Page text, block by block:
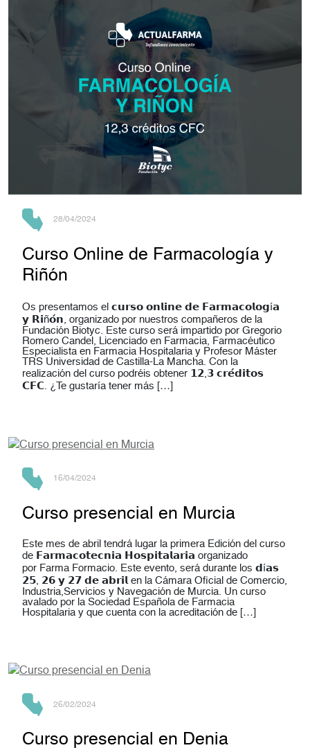
28/04/2024
Curso Online de Farmacología y
Riñón
Os presentamos el 𝗰𝘂𝗿𝘀𝗼 𝗼𝗻𝗹𝗶𝗻𝗲 𝗱𝗲 𝗙𝗮𝗿𝗺𝗮𝗰𝗼𝗹𝗼𝗴í𝗮
𝘆 𝗥𝗶ñ𝗼́𝗻, organizado por nuestros compañeros de la
Fundación Biotyc. Este curso será impartido por Gregorio
Romero Candel, Licenciado en Farmacia, Farmacéutico
Especialista en Farmacia Hospitalaria y Profesor Máster
TRS Universidad de Castilla-La Mancha. Con la
realización del curso podréis obtener 𝟭𝟮,𝟯 𝗰𝗿𝗲́𝗱𝗶𝘁𝗼𝘀
𝗖𝗙𝗖. ¿Te gustaría tener más […]
16/04/2024
Curso presencial en Murcia
Este mes de abril tendrá lugar la primera Edición del curso
de 𝗙𝗮𝗿𝗺𝗮𝗰𝗼𝘁𝗲𝗰𝗻𝗶𝗮 𝗛𝗼𝘀𝗽𝗶𝘁𝗮𝗹𝗮𝗿𝗶𝗮 organizado
por Farma Formacio. Este evento, será durante los 𝗱í𝗮𝘀
𝟮𝟱, 𝟮𝟲 𝘆 𝟮𝟳 𝗱𝗲 𝗮𝗯𝗿𝗶𝗹 en la Cámara Oficial de Comercio,
Industria,Servicios y Navegación de Murcia. Un curso
avalado por la Sociedad Española de Farmacia
Hospitalaria y que cuenta con la acreditación de […]
26/02/2024
Curso presencial en Denia